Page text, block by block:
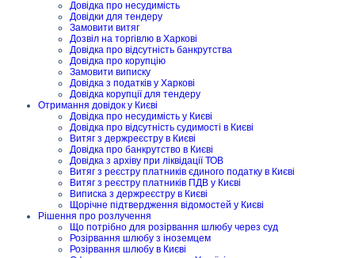
Довідка про несудимість
Довідки для тендеру
Замовити витяг
Дозвіл на торгівлю в Харкові
Довідка про відсутність банкрутства
Довідка про корупцію
Замовити виписку
Довідка з податків у Харкові
Довідка корупції для тендеру
Отримання довідок у Києві
Довідка про несудимість у Києві
Довідка про відсутність судимості в Києві
Витяг з держреєстру в Києві
Довідка про банкрутство в Києві
Довідка з архіву при ліквідації ТОВ
Витяг з реєстру платників єдиного податку в Києві
Витяг з реєстру платників ПДВ у Києві
Виписка з держреєстру в Києві
Щорічне підтвердження відомостей у Києві
Рішення про розлучення
Що потрібно для розірвання шлюбу через суд
Розірвання шлюбу з іноземцем
Розірвання шлюбу в Києві